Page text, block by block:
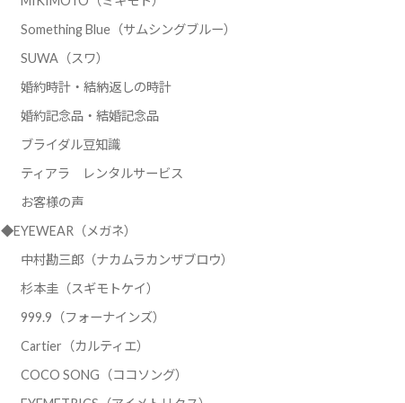
Something Blue（サムシングブルー）
SUWA（スワ）
婚約時計・結納返しの時計
婚約記念品・結婚記念品
ブライダル豆知識
ティアラ レンタルサービス
お客様の声
◆EYEWEAR（メガネ）
中村勘三郎（ナカムラカンザブロウ）
杉本圭（スギモトケイ）
999.9（フォーナインズ）
Cartier（カルティエ）
COCO SONG（ココソング）